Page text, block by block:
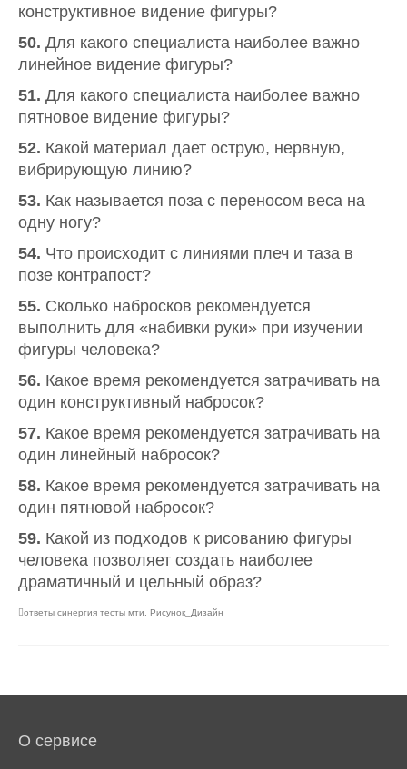
конструктивное видение фигуры?
50. Для какого специалиста наиболее важно
линейное видение фигуры?
51. Для какого специалиста наиболее важно
пятновое видение фигуры?
52. Какой материал дает острую, нервную,
вибрирующую линию?
53. Как называется поза с переносом веса на
одну ногу?
54. Что происходит с линиями плеч и таза в
позе контрапост?
55. Сколько набросков рекомендуется
выполнить для «набивки руки» при изучении
фигуры человека?
56. Какое время рекомендуется затрачивать на
один конструктивный набросок?
57. Какое время рекомендуется затрачивать на
один линейный набросок?
58. Какое время рекомендуется затрачивать на
один пятновой набросок?
59. Какой из подходов к рисованию фигуры
человека позволяет создать наиболее
драматичный и цельный образ?
ответы синергия тесты мти Рисунок_Дизайн
О сервисе